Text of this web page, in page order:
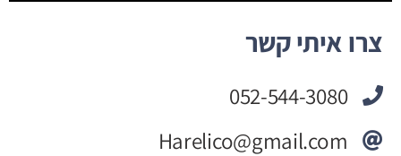
צרו איתי קשר
052-544-3080
Harelico@gmail.com